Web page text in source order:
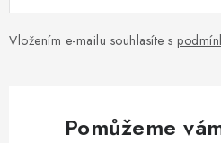
Vložením e-mailu souhlasíte s
Pomůžeme